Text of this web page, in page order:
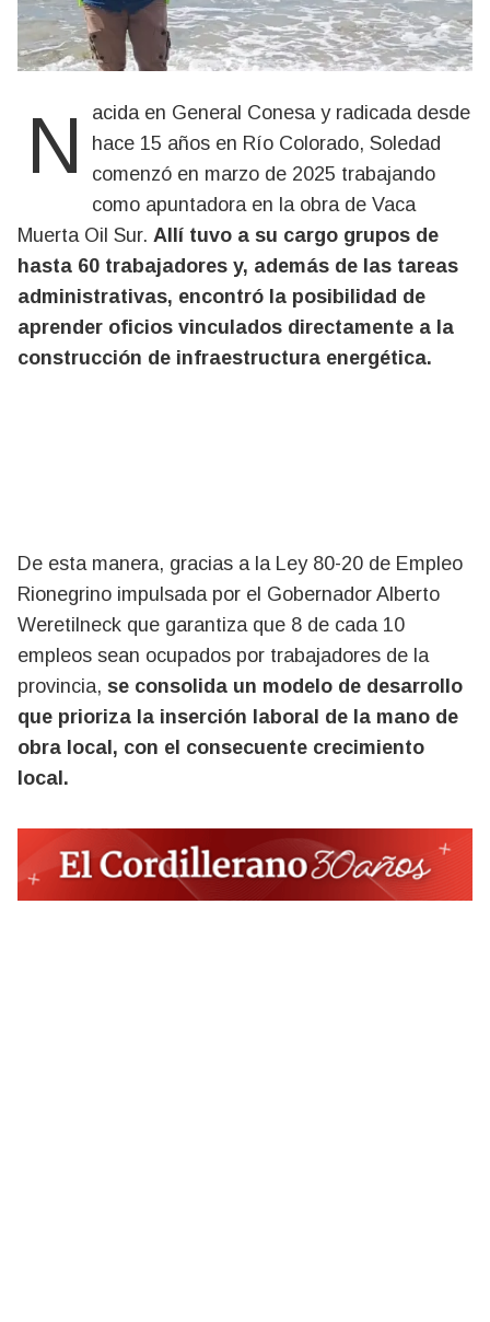
Nacida en General Conesa y radicada desde
hace 15 años en Río Colorado, Soledad
comenzó en marzo de 2025 trabajando
como apuntadora en la obra de Vaca
Muerta Oil Sur. Allí tuvo a su cargo grupos de
hasta 60 trabajadores y, además de las tareas
administrativas, encontró la posibilidad de
aprender oficios vinculados directamente a la
construcción de infraestructura energética.
De esta manera, gracias a la Ley 80-20 de Empleo
Rionegrino impulsada por el Gobernador Alberto
Weretilneck que garantiza que 8 de cada 10
empleos sean ocupados por trabajadores de la
provincia, se consolida un modelo de desarrollo
que prioriza la inserción laboral de la mano de
obra local, con el consecuente crecimiento
local.